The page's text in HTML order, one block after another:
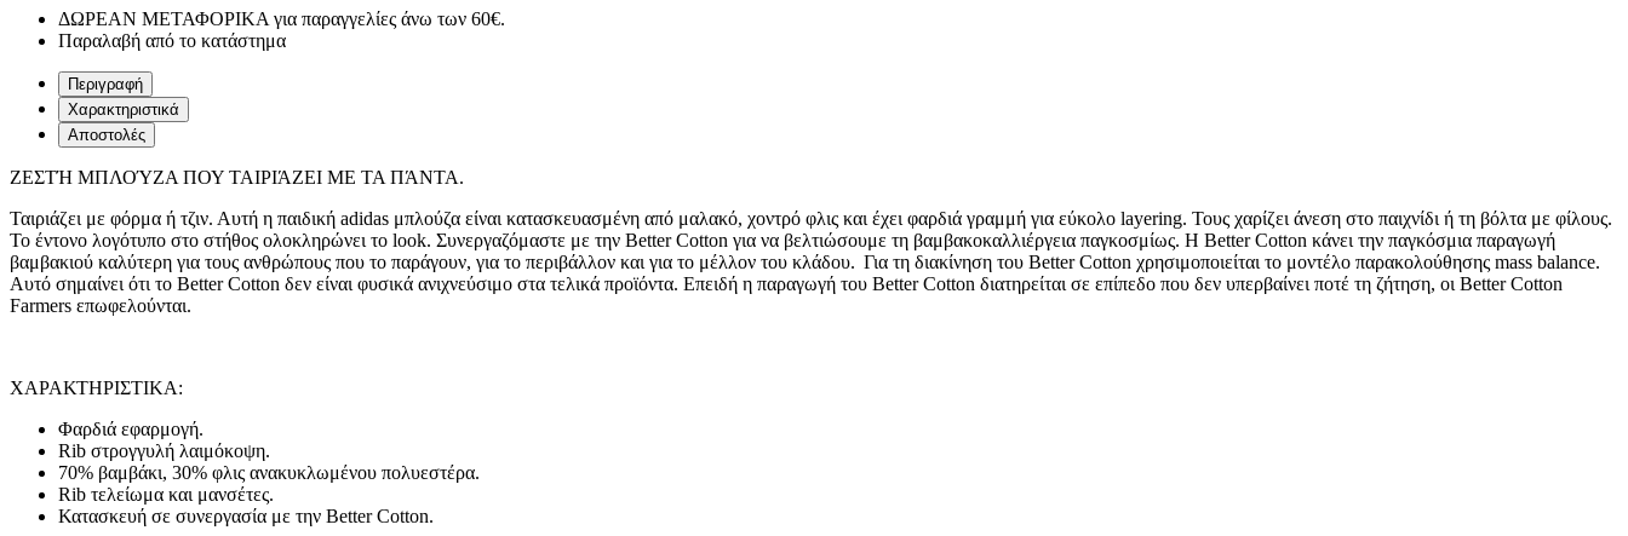
ΔΩΡΕΑΝ ΜΕΤΑΦΟΡΙΚΑ για παραγγελίες άνω των 60€.
Παραλαβή από το κατάστημα
Περιγραφή
Χαρακτηριστικά
Αποστολές
ΖΕΣΤΉ ΜΠΛΟΎΖΑ ΠΟΥ ΤΑΙΡΙΆΖΕΙ ΜΕ ΤΑ ΠΆΝΤΑ.
Ταιριάζει με φόρμα ή τζιν. Αυτή η παιδική adidas μπλούζα είναι κατασκευασμένη από μαλακό, χοντρό φλις και έχει φαρδιά γραμμή για εύκολο layering. Τους χαρίζει άνεση στο παιχνίδι ή τη βόλτα με φίλους.
Το έντονο λογότυπο στο στήθος ολοκληρώνει το look. Συνεργαζόμαστε με την Better Cotton για να βελτιώσουμε τη βαμβακοκαλλιέργεια παγκοσμίως. Η Better Cotton κάνει την παγκόσμια παραγωγή
βαμβακιού καλύτερη για τους ανθρώπους που το παράγουν, για το περιβάλλον και για το μέλλον του κλάδου. Για τη διακίνηση του Better Cotton χρησιμοποιείται το μοντέλο παρακολούθησης mass balance.
Αυτό σημαίνει ότι το Better Cotton δεν είναι φυσικά ανιχνεύσιμο στα τελικά προϊόντα. Επειδή η παραγωγή του Better Cotton διατηρείται σε επίπεδο που δεν υπερβαίνει ποτέ τη ζήτηση, οι Better Cotton
Farmers επωφελούνται.
ΧΑΡΑΚΤΗΡΙΣΤΙΚΑ:
Φαρδιά εφαρμογή.
Rib στρογγυλή λαιμόκοψη.
70% βαμβάκι, 30% φλις ανακυκλωμένου πολυεστέρα.
Rib τελείωμα και μανσέτες.
Κατασκευή σε συνεργασία με την Better Cotton.